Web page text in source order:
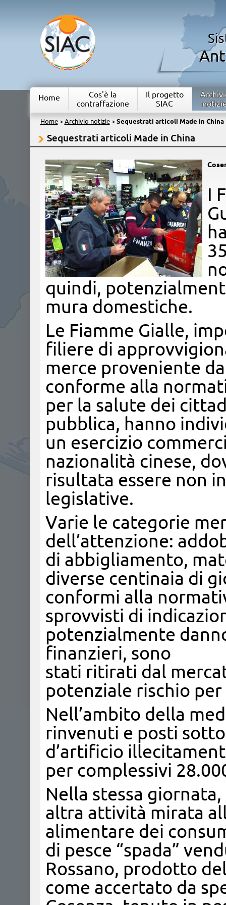
Home
Cos'è la
contraffazione
Il progetto
SIAC
Home> Archivio notizie> Sequestrati articoli Made in China
Sequestrati articoli Made in China
I
quindi,
mura domestiche.
Le Fiamme Gialle,
filiere di
merce proveniente
conforme alla
per la salute dei
pubblica, hanno
un esercizio
nazionalità cinese,
risultata essere non
legislative.
Varie le categorie
dell’attenzione:
di abbigliamento,
diverse centinaia di
conformi alla
sprovvisti di
potenzialmente
finanzieri, sono
stati ritirati dal
potenziale rischio
Nell’ambito della
rinvenuti e posti
d’artificio
per complessivi
Nella stessa
altra attività mirata
alimentare dei
di pesce “spada”
Rossano, prodotto
come accertato da